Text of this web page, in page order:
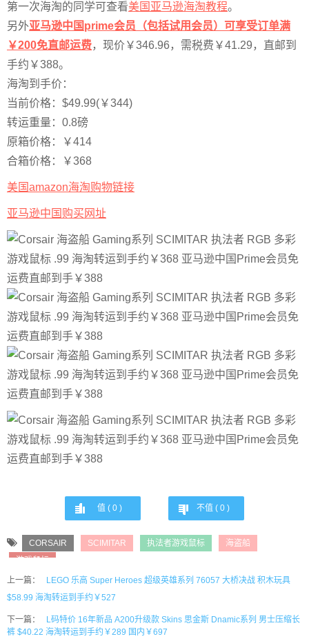
第一次海淘的同学可查看美国亚马逊海淘教程。
另外亚马逊中国prime会员（包括试用会员）可享受订单满
￥200免直邮运费，现价￥346.96，需税费￥41.29，直邮到
手约￥388。
海淘到手价：
当前价格：$49.99(￥344)
转运重量：0.8磅
原箱价格：￥414
合箱价格：￥368
美国amazon海淘购物链接
亚马逊中国购买网址
值 ( 0 ) 不值 ( 0 )
CORSAIR SCIMITAR 执法者游戏鼠标
海盗船
游戏鼠标
上一篇：
LEGO 乐高 Super Heroes 超级英雄系列 76057 大桥决战 积木玩具
$58.99 海淘转运到手约￥527
下一篇：
L码特价 16年新品 A200升级款 Skins 思金斯 Dnamic系列 男士压缩长
裤 $40.22 海淘转运到手约￥289 国内￥697